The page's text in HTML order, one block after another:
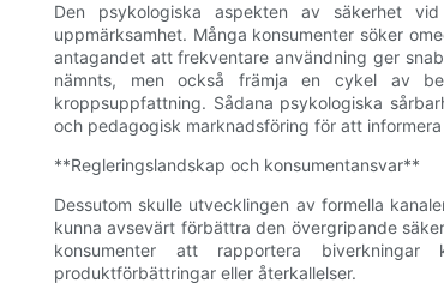
Den psykologiska aspekten av säkerhet
uppmärksamhet. Många konsumenter söker
antagandet att frekventare användning ger
nämnts, men också främja en cykel av
kroppsuppfattning. Sådana psykologiska
och pedagogisk marknadsföring för att
**Regleringslandskap och konsumentansvar**
Dessutom skulle utvecklingen av formella
kunna avsevärt förbättra den övergripande
konsumenter att rapportera
produktförbättringar eller återkallelser.